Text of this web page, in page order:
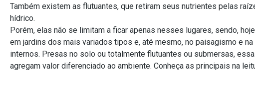
Também existem as flutuantes, que retiram seus nutrientes pelas
hídrico.
Porém, elas não se limitam a ficar apenas nesses lugares, sendo,
em jardins dos mais variados tipos e, até mesmo, no paisagismo e
internos. Presas no solo ou totalmente flutuantes ou submersas,
agregam valor diferenciado ao ambiente. Conheça as principais na